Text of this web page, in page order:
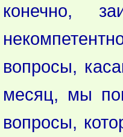
конечно,
вопросы,
месяц, мы
вопросы,